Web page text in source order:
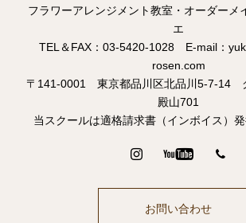
フラワーアレンジメント教室・オーダーメ
エ
TEL＆FAX：03-5420-1028 E-mail：
rosen.com
〒141-0001 東京都品川区北品川5-7-14
殿山701
当スクールは適格請求書（インボイス）発
お問い合わせ